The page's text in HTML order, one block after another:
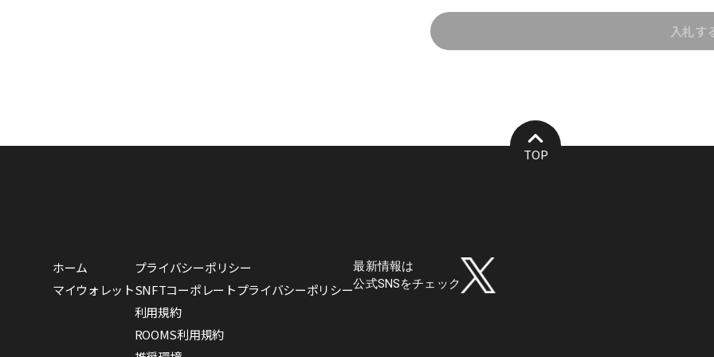
(1) 保有者には、本NFTおよび本NFTに紐づけられたデジタル
す。）を本利用条件に従い利用する権利が認められますが、
2. 許可される利用
③ソニーが運営するバーチャルギャラリー等の仮想空間で
入札す
TOP
ホーム
マイウォレット
プライバシーポリシー
SNFTコーポレートプライバシーポリシー
利用規約
ROOMS利用規約
最新情報は
公式SNSをチェック